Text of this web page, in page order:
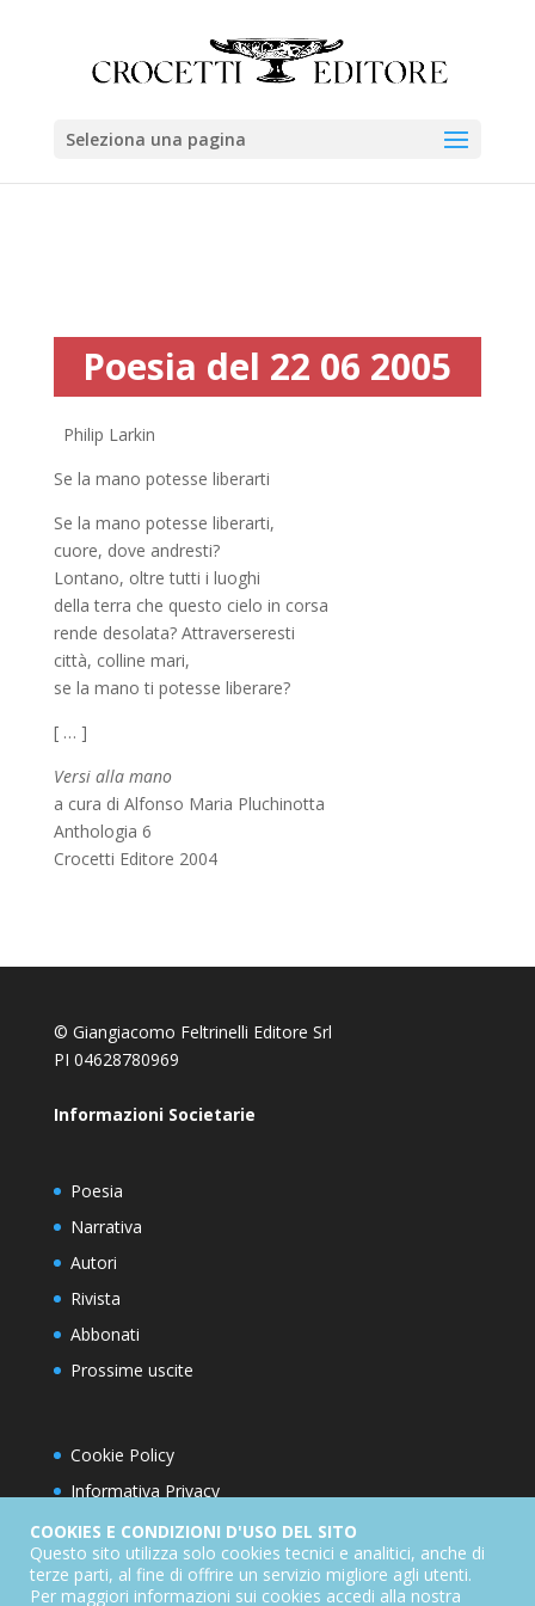
Seleziona una pagina
Poesia del 22 06 2005
Philip Larkin
Se la mano potesse liberarti
Se la mano potesse liberarti,
cuore, dove andresti?
Lontano, oltre tutti i luoghi
della terra che questo cielo in corsa
rende desolata? Attraverseresti
città, colline mari,
se la mano ti potesse liberare?
[ … ]
Versi alla mano
a cura di Alfonso Maria Pluchinotta
Anthologia 6
Crocetti Editore 2004
© Giangiacomo Feltrinelli Editore Srl
PI 04628780969
Informazioni Societarie
Poesia
Narrativa
Autori
Rivista
Abbonati
Prossime uscite
Cookie Policy
Informativa Privacy
Condizioni d’utilizzo del sito
Condizioni generali di abbonamento
Informativa sul diritto di recesso
COOKIES E CONDIZIONI D'USO DEL SITO
Questo sito utilizza solo cookies tecnici e analitici, anche di
terze parti, al fine di offrire un servizio migliore agli utenti.
Per maggiori informazioni sui cookies accedi alla nostra